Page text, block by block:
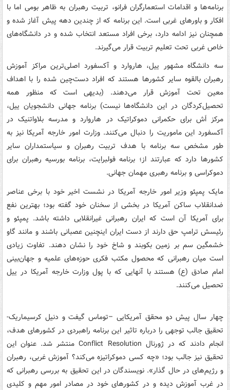
برنامه‌ها و اقدامات استعمارگران فرانو، تربیت رهبران به ظاهر بومی اما با
افکار و باورهای غربی است. این برنامه که از چندین دهه پیش آغاز شده و
همچنان نیز ادامه دارد، برخی افراد مستعد انتخاب شده و در دانشگاه‌های
خاص غربی تحت تعلیم تربیت قرار می‌گیرند.
سه دانشگاه مشهور ییل، هاروارد و آکسفورد اصلی‌ترین مراکز آموزش
رهبران بالقوه سایر کشورها هستند که افراد دست‌چین شده را با اهداف
معین تحت آموزش قرار می‌دهند. (بدیهی است که منظور همه
تحصیل‌کردگان در این دانشگاه‌ها نیست) برنامه جهانی دانشجویان ییل،
مرکز اَش برای حکمرانی دموکراتیک در هاروارد و مدرسه بلاواتنیک در
آکسفورد این ماموریت را دنبال می‌کنند. وزارت امور خارجه آمریکا نیز به
طور مشخص سه برنامه با هدف تربیت رهبران و سیاستمداران سایر
کشورها دارد که عبارتند از؛ برنامه فولبرایت، برنامه بورسیه رهبران برای
دموکراسی و برنامه رهبری مهمان جهانی.
مایک پمپئو وزیر امور خارجه آمریکا در نشست اخیر خود با برخی عناصر
ضدانقلاب ساکن آمریکا در بخشی از سخنان خود گفته بود؛ بهترین نفع
برای آمریکا آن است که ایران رهبرانی غیرانقلابی داشته باشد. پمپئو و
رئیسش ترامپ حق دارند از دست ایران اینچنین عصبانی باشند و مانند گاو
خشمگین سم بر زمین بکوبند و شاخ خود را نشان دهند. تفاوت زیادی
است میان رهبرانی که محصول مکتب فکری حوزه‌های علمیه و جهان‌بینی
امام صادق (ع) هستند با آنهایی که با پول وزارت خارجه آمریکا در ییل
تحصیل می‌کنند.
چهار سال پیش دو محقق آمریکایی –توماس گیفت و دنیل کرسیماریک-
تحقیق جالب توجهی را درباره تاثیر این برنامه راهبردی در کشورهای هدف،
انجام دادند که در ژورنال Conflict Resolution منتشر شد. عنوان این
تحقیق نیز جالب بود؛ «چه کسی دموکراتیزه می‌کند؟ آموزش غربی، رهبران
و رژیم‌های در حال گذار». نویسندگان در این تحقیق به بررسی رهبرانی که
در غرب آموزش دیده و در کشورهای خود در مصادر امور مهم و کلیدی